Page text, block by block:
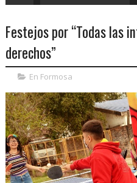
Festejos por “Todas las
derechos”
En Formosa